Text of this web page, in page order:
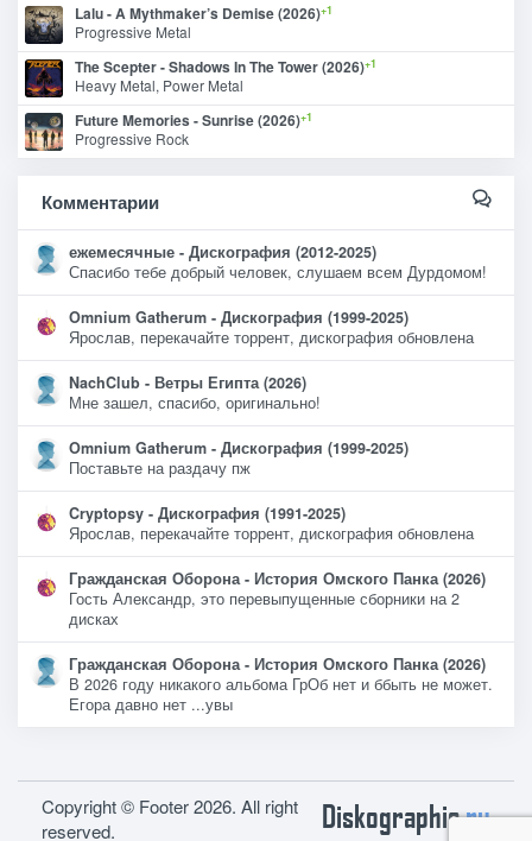
Lalu - A Mythmaker’s Demise (2026)+1
Progressive Metal
The Scepter - Shadows In The Tower (2026)+1
Heavy Metal, Power Metal
Future Memories - Sunrise (2026)+1
Progressive Rock
Комментарии
ежемесячные - Дискография (2012-2025)
Спасибо тебе добрый человек, слушаем всем Дурдомом!
Omnium Gatherum - Дискография (1999-2025)
Ярослав, перекачайте торрент, дискография обновлена
NachClub - Ветры Египта (2026)
Мне зашел, спасибо, оригинально!
Omnium Gatherum - Дискография (1999-2025)
Поставьте на раздачу пж
Cryptopsy - Дискография (1991-2025)
Ярослав, перекачайте торрент, дискография обновлена
Гражданская Оборона - История Омского Панка (2026)
Гость Александр, это перевыпущенные сборники на 2
дисках
Гражданская Оборона - История Омского Панка (2026)
В 2026 году никакого альбома ГрОб нет и ббыть не может.
Егора давно нет ...увы
Diskographieru
Copyright © Footer 2026. All right
reserved.